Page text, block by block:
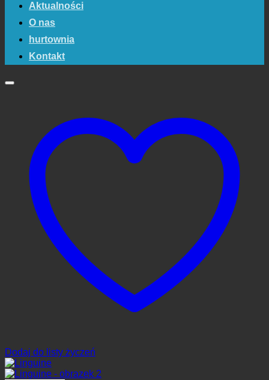
Aktualności
O nas
hurtownia
Kontakt
Dodaj do listy życzeń